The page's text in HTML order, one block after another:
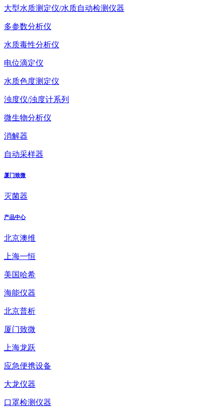
大型水质测定仪/水质自动检测仪器
多参数分析仪
水质毒性分析仪
电位滴定仪
水质色度测定仪
浊度仪/浊度计系列
微生物分析仪
消解器
自动采样器
厦门致微
灭菌器
产品中心
北京澳维
上海一恒
美国哈希
海能仪器
北京普析
厦门致微
上海龙跃
应急便携设备
大龙仪器
口罩检测仪器